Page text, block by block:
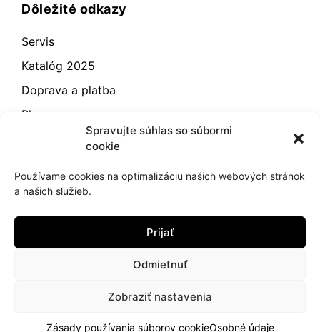
Spravujte súhlas so súbormi
cookie
Používame cookies na optimalizáciu našich webových stránok
a našich služieb.
Prijať
Odmietnuť
Zobraziť nastavenia
Zásady používania súborov cookieOsobné údaje
Dôležité odkazy
Servis
Katalóg 2025
Doprava a platba
Blog
Odstúpenie od zmluvy
Zásady používania súborov cookie (EÚ)
2021
hujik.sk